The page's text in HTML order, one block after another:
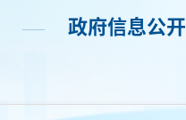
—— 政府信息公开